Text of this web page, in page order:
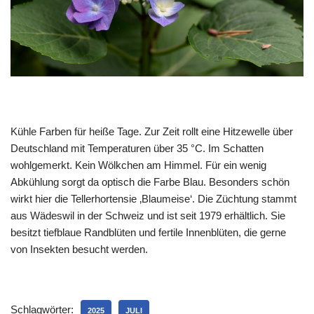
Kühle Farben für heiße Tage. Zur Zeit rollt eine Hitzewelle über
Deutschland mit Temperaturen über 35 °C. Im Schatten
wohlgemerkt. Kein Wölkchen am Himmel. Für ein wenig
Abkühlung sorgt da optisch die Farbe Blau. Besonders schön
wirkt hier die Tellerhortensie ‚Blaumeise‘. Die Züchtung stammt
aus Wädeswil in der Schweiz und ist seit 1979 erhältlich. Sie
besitzt tiefblaue Randblüten und fertile Innenblüten, die gerne
von Insekten besucht werden.
Schlagwörter: 2025 JULI